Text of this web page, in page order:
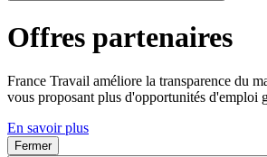
Offres partenaires
France Travail améliore la transparence du
vous proposant plus d'opportunités d'emploi
En savoir plus
Fermer